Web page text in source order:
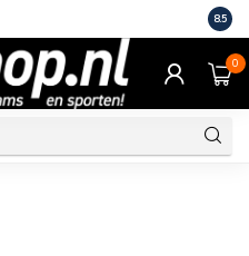
Eigen
8.5
0